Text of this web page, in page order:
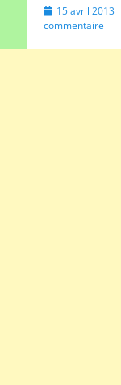
Posted
on
15 avril 2013
commentaire